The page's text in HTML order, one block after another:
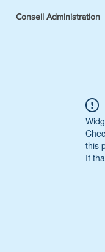
Conseil Administration
this
If